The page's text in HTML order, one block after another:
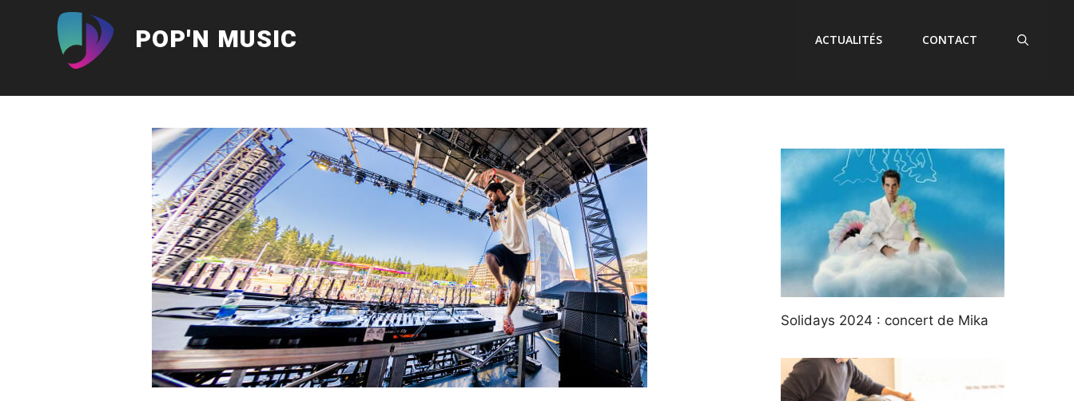
POP'N MUSIC ACTUALITÉS CONTACT
Solidays 2024 : concert de Mika